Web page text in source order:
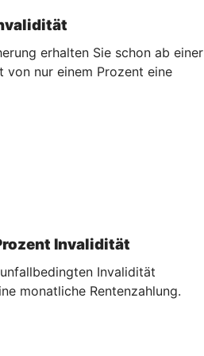
erhalten Sie schon ab einer
nur einem Prozent eine
Invalidität
Invalidität
monatliche Rentenzahlung.